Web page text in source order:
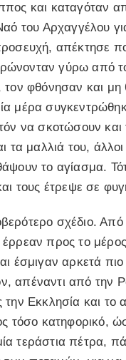
και καταγόταν
του Αρχαγγέλου
απέκτησε
γύρω από
φθόνησαν και μη
μέρα
να σκοτώσουν
τα μαλλιά του,
το αγίασμα.
τους έτρεψε σε
σχέδιο.
προς το
έσμιγαν αρκετά
απέναντι από την
την Εκκλησία και
τόσο κατηφορικό,
τεράστια πέτρα,